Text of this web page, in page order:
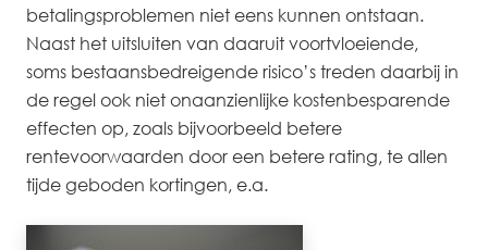
betalingsproblemen niet eens kunnen ontstaan.
Naast het uitsluiten van daaruit voortvloeiende,
soms bestaansbedreigende risico’s treden daarbij in
de regel ook niet onaanzienlijke kostenbesparende
effecten op, zoals bijvoorbeeld betere
rentevoorwaarden door een betere rating, te allen
tijde geboden kortingen, e.a.